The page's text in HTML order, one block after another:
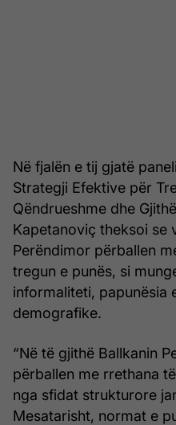
Në fjalën e tij gjatë
Strategji Efektive për
Qëndrueshme dhe
Kapetanoviç theksoi se
Perëndimor përballen
tregun e punës, si
informaliteti, papunësia
demografike.
“Në të gjithë Ballkanin
përballen me rrethana
nga sfidat strukturore
Mesatarisht, normat e